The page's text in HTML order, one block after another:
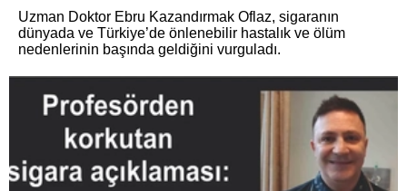
Uzman Doktor Ebru Kazandırmak Oflaz, sigaranın
dünyada ve Türkiye’de önlenebilir hastalık ve ölüm
nedenlerinin başında geldiğini vurguladı.